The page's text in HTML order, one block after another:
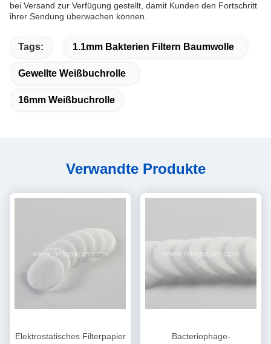
bei Versand zur Verfügung gestellt, damit Kunden den Fortschritt
ihrer Sendung überwachen können.
Tags: 1.1mm Bakterien Filtern Baumwolle
Gewellte Weißbuchrolle
16mm Weißbuchrolle
Verwandte Produkte
Elektrostatisches Filterpapier
Bacteriophage-